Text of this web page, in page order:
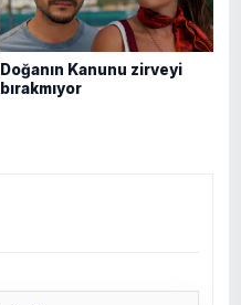
Doğanın Kanunu zirveyi
bırakmıyor